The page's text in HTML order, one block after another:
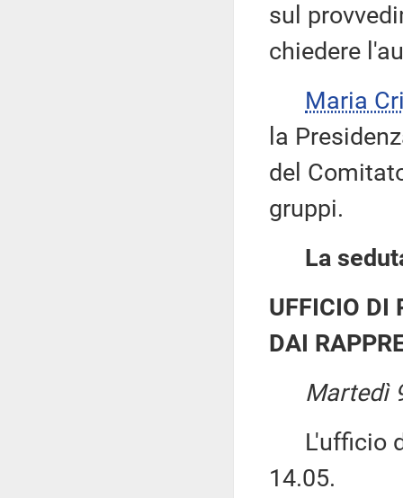
sul
chiedere
Maria
la
del
gruppi.
La
UFFICIO DI
DAI
Martedì
L'ufficio
14.05.